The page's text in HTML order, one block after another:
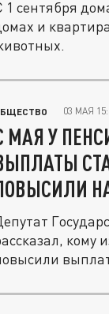
1 сентября
и
03 МАЯ
МАЯ У
кому